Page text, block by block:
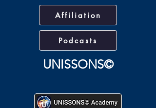
Affiliation
Podcasts
UNISSONS©